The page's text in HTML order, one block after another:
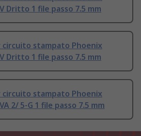
Dritto 1 file passo 7.5 mm
stampato Phoenix
Dritto 1 file passo 7.5 mm
stampato Phoenix
2/ 5-G 1 file passo 7.5 mm